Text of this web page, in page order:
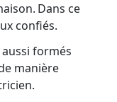
Dans ce
confiés.
aussi formés
manière